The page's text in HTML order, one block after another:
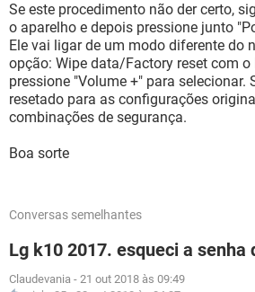
Se este procedimento não der certo,
o aparelho e depois pressione junto
Ele vai ligar de um modo diferente do
opção: Wipe data/Factory reset com o
pressione "Volume +" para selecionar.
resetado para as configurações
combinações de segurança.
Boa sorte
Conversas semelhantes
Lg k10 2017. esqueci a senha
Claudevania - 21 out 2018 às 09:49